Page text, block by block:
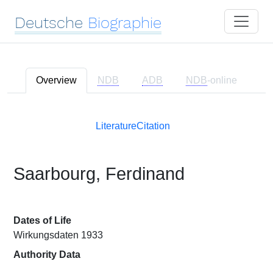
Deutsche Biographie
Overview NDB ADB NDB-online
LiteratureCitation
Saarbourg, Ferdinand
Dates of Life
Wirkungsdaten 1933
Authority Data